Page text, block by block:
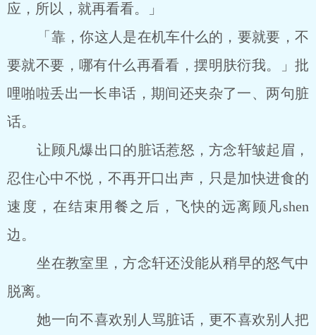
应，所以，就再看看。」
「靠，你这人是在机车什么的，要就要，不
要就不要，哪有什么再看看，摆明肤衍我。」批
哩啪啦丢出一长串话，期间还夹杂了一、两句脏
话。
让顾凡爆出口的脏话惹怒，方念轩皱起眉，
忍住心中不悦，不再开口出声，只是加快进食的
速度，在结束用餐之后，飞快的远离顾凡shen
边。
坐在教室里，方念轩还没能从稍早的怒气中
脱离。
她一向不喜欢别人骂脏话，更不喜欢别人把